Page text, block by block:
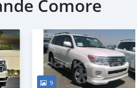
Comore
9